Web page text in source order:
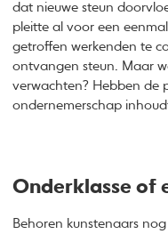
dat nieuwe steun
pleitte al voor een
getroffen werkenden te
ontvangen steun. Maar
verwachten? Hebben de
ondernemerschap
Onderklasse of
Behoren kunstenaars